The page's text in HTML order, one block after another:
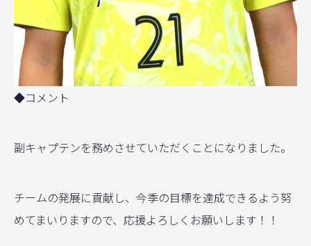
◆コメント
副キャプテンを務めさせていただくことになりました。
チームの発展に貢献し、今季の目標を達成できるよう努
めてまいりますので、応援よろしくお願いします！！